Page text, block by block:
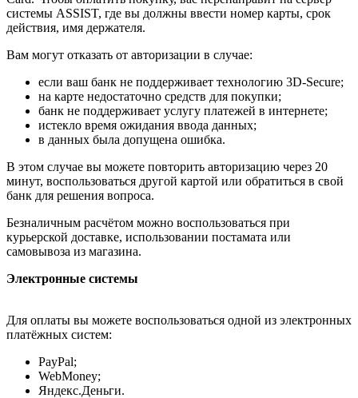
системы ASSIST, где вы должны ввести номер карты, срок
действия, имя держателя.
Вам могут отказать от авторизации в случае:
если ваш банк не поддерживает технологию 3D-Secure;
на карте недостаточно средств для покупки;
банк не поддерживает услугу платежей в интернете;
истекло время ожидания ввода данных;
в данных была допущена ошибка.
В этом случае вы можете повторить авторизацию через 20
минут, воспользоваться другой картой или обратиться в свой
банк для решения вопроса.
Безналичным расчётом можно воспользоваться при
курьерской доставке, использовании постамата или
самовывоза из магазина.
Электронные системы
Для оплаты вы можете воспользоваться одной из электронных
платёжных систем:
PayPal;
WebMoney;
Яндекс.Деньги.